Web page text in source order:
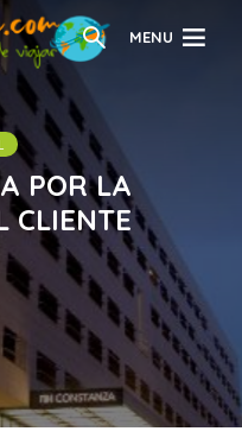
MENU
POR LA
CLIENTE